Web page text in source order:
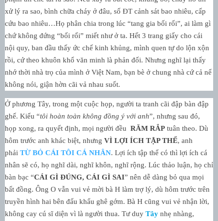
xử lý ra sao, bình chữa cháy ở đâu, số ĐT cảnh sát bao nhiêu, cấp
cứu bao nhiêu…Họ phân chia trong lúc “tang gia bối rối”, ai làm gì
chứ không đứng “bối rối” miết như ở ta. Hết 3 trang giấy cho cái
nội quy, ban đầu thấy ức chế kinh khủng, mình quen tự do lộn xộn
rồi, cứ theo khuôn khổ văn minh là phản đối. Nhưng nghĩ lại thấy
nhớ thời nhà trọ của mình ở Việt Nam, bạn bè ở chung nhà cứ cả nể
không nói, giận hờn cãi vả nhau suốt.
Ở phương Tây, trong một cuộc họp, người ta tranh cãi đập bàn đập
ghế. Kiểu “tôi hoàn toàn không đồng ý với anh”, nhưng sau đó,
họp xong, ra quyết định, mọi người đều RĂM RẮP tuân theo. Dù
hôm trước anh khác biệt, nhưng VÌ LỢI ÍCH TẬP THỂ, anh
phải TỪ BỎ CÁI TÔI CÁ NHÂN. Lợi ích tập thể có thì lợi ích cá
nhân sẽ có, họ nghĩ dài, nghĩ khôn, nghĩ rộng. Lúc thảo luận, họ chỉ
bàn bạc “CÁI GÌ ĐÚNG, CÁI GÌ SAI” nên dễ dàng bỏ qua mọi
bất đồng. Ông O vẫn vui vẻ mời bà H làm trợ lý, dù hôm trước trên
truyền hình hai bên đấu khẩu ghê gớm. Bà H cũng vui vẻ nhận lời,
không cay cú sĩ diện vì là người thua. Tư duy Tây nhẹ nhàng,